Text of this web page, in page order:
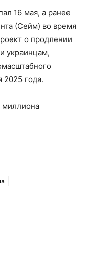
16 мая, а ранее
(Сейм) во время
о продлении
украинцам,
2025 года.
миллиона